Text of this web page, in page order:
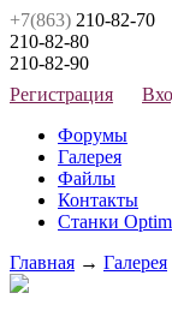
+7(863) 210-82-70
210-82-80
210-82-90
Регистрация
Форумы
Галерея
Файлы
Контакты
Станки
Главная → Галерея